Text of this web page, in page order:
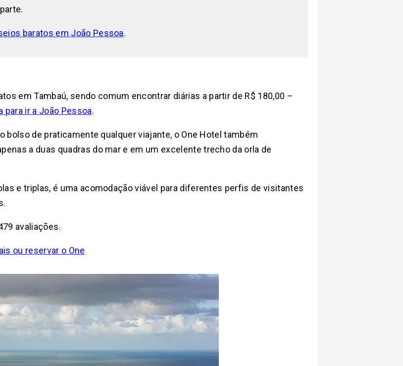
baratos em João Pessoa.
em Tambaú, sendo comum encontrar diárias a partir de R$ 180,00 –
para ir a João Pessoa.
bolso de praticamente qualquer viajante, o One Hotel também
a duas quadras do mar e em um excelente trecho da orla de
e triplas, é uma acomodação viável para diferentes perfis de visitantes
avaliações.
ou reservar o One